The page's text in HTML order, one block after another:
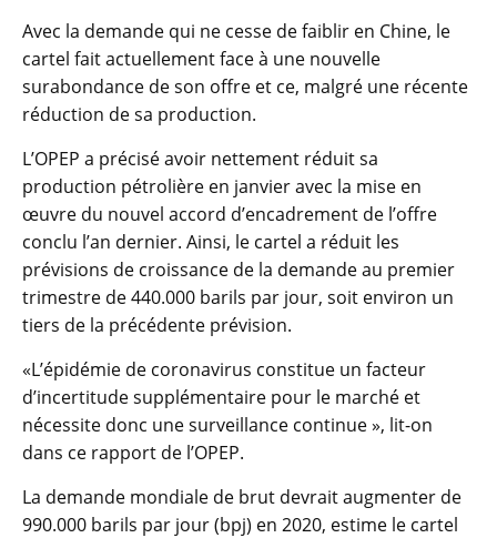
Avec la demande qui ne cesse de faiblir en Chine, le
cartel fait actuellement face à une nouvelle
surabondance de son offre et ce, malgré une récente
réduction de sa production.
L’OPEP a précisé avoir nettement réduit sa
production pétrolière en janvier avec la mise en
œuvre du nouvel accord d’encadrement de l’offre
conclu l’an dernier. Ainsi, le cartel a réduit les
prévisions de croissance de la demande au premier
trimestre de 440.000 barils par jour, soit environ un
tiers de la précédente prévision.
«L’épidémie de coronavirus constitue un facteur
d’incertitude supplémentaire pour le marché et
nécessite donc une surveillance continue », lit-on
dans ce rapport de l’OPEP.
La demande mondiale de brut devrait augmenter de
990.000 barils par jour (bpj) en 2020, estime le cartel